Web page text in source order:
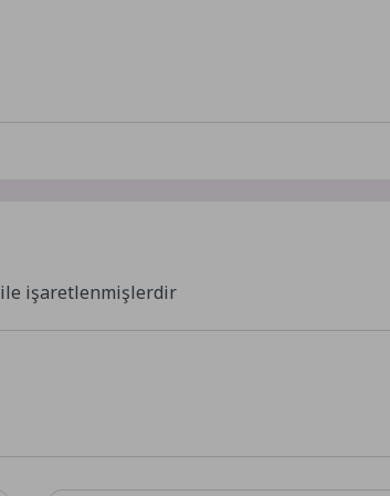
ile işaretlenmişlerdir